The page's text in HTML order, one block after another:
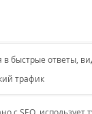
быстрые ответы,
трафик